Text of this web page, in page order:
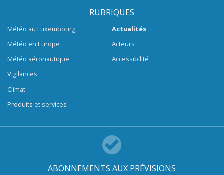
RUBRIQUES
Météo au Luxembourg
Météo en Europe
Météo aéronautique
Vigilances
Climat
Produits et services
Actualités
Acteurs
Accessibilité
ABONNEMENTS AUX PRÉVISIONS